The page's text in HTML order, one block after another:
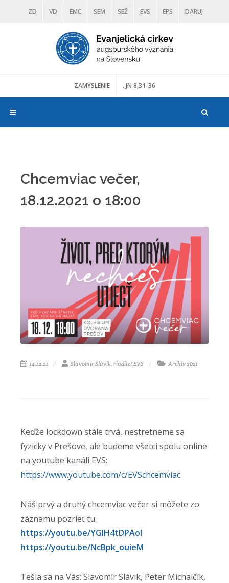
ZD VD EMC SEM SEŽ EVS EPS DARUJ
DIAKONIA ŠKOLY TRANOSCIUS
ZAMYSLENIE . JN 8,31-36
Chcemviac večer,
18.12.2021 o 18:00
14.12.21 Slavomír Slávik, riaditeľ EVS Archív 2021
Keďže lockdown stále trvá, nestretneme sa
fyzicky v Prešove, ale budeme všetci spolu online
na youtube kanáli EVS:
https://www.youtube.com/c/EVSchcemviac
Náš prvý a druhý chcemviac večer si môžete zo
záznamu pozrieť tu:
https://youtu.be/YGIH4tDPAoI
https://youtu.be/NcBpk_ouieM
Tešia sa na Vás: Slavomír Slávik, Peter Michalčík,